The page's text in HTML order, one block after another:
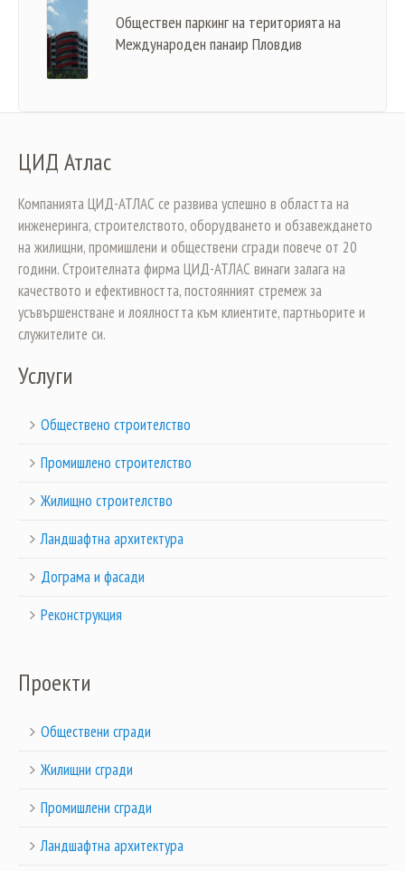
Обществен паркинг на територията на
Международен панаир Пловдив
ЦИД Атлас
Компанията ЦИД-АТЛАС се развива успешно в областта на
инженеринга, строителството, оборудването и обзавеждането
на жилищни, промишлени и обществени сгради повече от 20
години. Строителната фирма ЦИД-АТЛАС винаги залага на
качеството и ефективността, постоянният стремеж за
усъвършенстване и лоялността към клиентите, партньорите и
служителите си.
Услуги
Обществено строителство
Промишлено строителство
Жилищно строителство
Ландшафтна архитектура
Дограма и фасади
Реконструкция
Проекти
Обществени сгради
Жилищни сгради
Промишлени сгради
Ландшафтна архитектура